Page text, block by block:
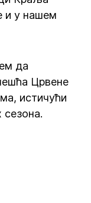
и у нашем
да
Црвене
истичући
сезона.